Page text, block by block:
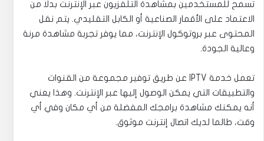
تسمح للمستخدمين بمشاهدة التلفزيون عبر الإنترنت بدلاً من
الاعتماد على الأقمار الصناعية أو الكابل التقليدي. يتم نقل
المحتوى عبر بروتوكول الإنترنت، مما يوفر تجربة مشاهدة مرنة
وعالية الجودة.
تعمل خدمة IPTV عن طريق توفير مجموعة من القنوات
والتطبيقات التي يمكن الوصول إليها عبر الإنترنت. وهذا يعني
أنه يمكنك مشاهدة برامجك المفضلة من أي مكان وفي أي
وقت، طالما لديك اتصال إنترنت موثوق.